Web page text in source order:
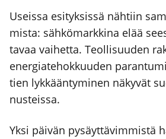
Useis­sa esi­tyk­sis­sä näh­tiin
mis­ta: säh­kö­mark­ki­na elää
ta­vaa vai­het­ta. Teol­li­suu­den
ener­gia­te­hok­kuu­den
tien lyk­kään­ty­mi­nen näky­vät
nus­teis­sa.
Yksi päi­vän pysäyt­tä­vim­mis­tä